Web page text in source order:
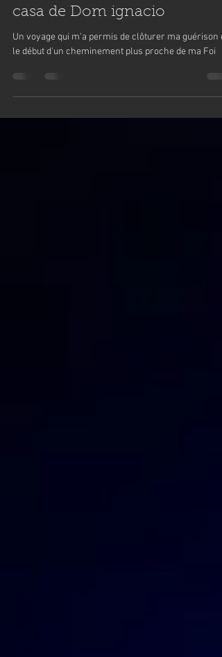
casa de Dom ignacio
Un voyage qui m'a permis de clôturer ma guérison et
le début d'un cheminement plus proche de ma Foi